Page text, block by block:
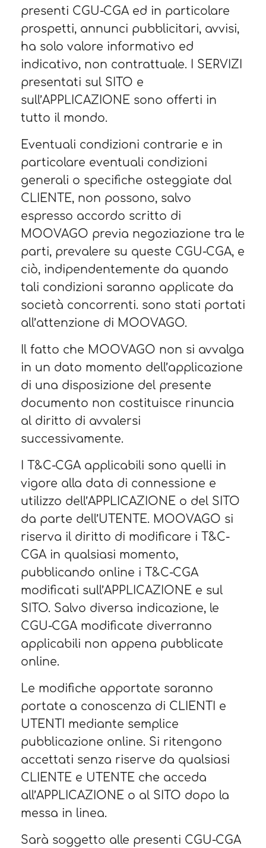
presenti CGU-CGA ed in particolare
prospetti, annunci pubblicitari, avvisi,
ha solo valore informativo ed
indicativo, non contrattuale. I SERVIZI
presentati sul SITO e
sull’APPLICAZIONE sono offerti in
tutto il mondo.
Eventuali condizioni contrarie e in
particolare eventuali condizioni
generali o specifiche osteggiate dal
CLIENTE, non possono, salvo
espresso accordo scritto di
MOOVAGO previa negoziazione tra le
parti, prevalere su queste CGU-CGA, e
ciò, indipendentemente da quando
tali condizioni saranno applicate da
società concorrenti. sono stati portati
all’attenzione di MOOVAGO.
Il fatto che MOOVAGO non si avvalga
in un dato momento dell’applicazione
di una disposizione del presente
documento non costituisce rinuncia
al diritto di avvalersi
successivamente.
I T&C-CGA applicabili sono quelli in
vigore alla data di connessione e
utilizzo dell’APPLICAZIONE o del SITO
da parte dell’UTENTE. MOOVAGO si
riserva il diritto di modificare i T&C-
CGA in qualsiasi momento,
pubblicando online i T&C-CGA
modificati sull’APPLICAZIONE e sul
SITO. Salvo diversa indicazione, le
CGU-CGA modificate diverranno
applicabili non appena pubblicate
online.
Le modifiche apportate saranno
portate a conoscenza di CLIENTI e
UTENTI mediante semplice
pubblicazione online. Si ritengono
accettati senza riserve da qualsiasi
CLIENTE e UTENTE che acceda
all’APPLICAZIONE o al SITO dopo la
messa in linea.
Sarà soggetto alle presenti CGU-CGA